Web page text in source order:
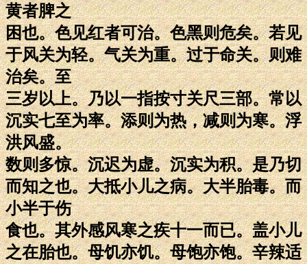
黄者脾之
困也。色见红者可治。色黑则危矣。若见
于风关为轻。气关为重。过于命关。则难
治矣。至
三岁以上。乃以一指按寸关尺三部。常以
沉实七至为率。添则为热，减则为寒。浮
洪风盛。
数则多惊。沉迟为虚。沉实为积。是乃切
而知之也。大抵小儿之病。大半胎毒。而
小半于伤
食也。其外感风寒之疾十一而已。盖小儿
之在胎也。母饥亦饥。母饱亦饱。辛辣适